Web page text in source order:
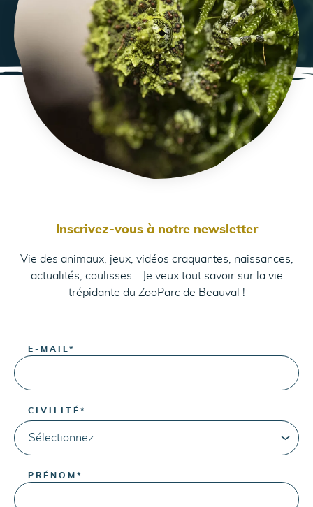
Inscrivez-vous à notre newsletter
Vie des animaux, jeux, vidéos craquantes, naissances,
actualités, coulisses… Je veux tout savoir sur la vie
trépidante du ZooParc de Beauval !
E-MAIL *
CIVILITÉ *
PRÉNOM *